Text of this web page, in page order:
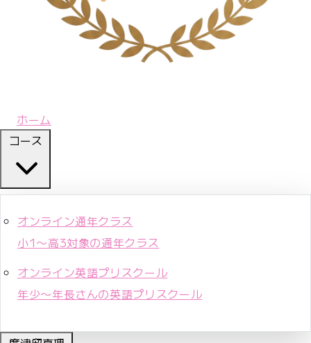
ホーム
コース
オンライン通年クラス
小1〜高3対象の通年クラス
オンライン英語プリスクール
年少〜年長さんの英語プリスクール